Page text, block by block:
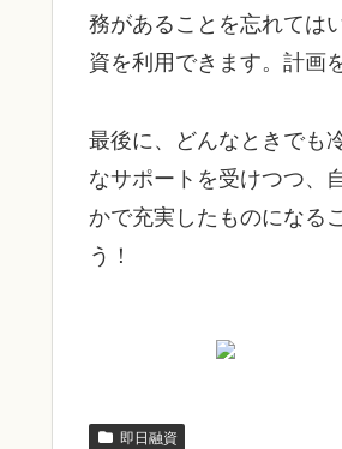
務があることを忘れては
資を利用できます。計画
最後に、どんなときでも
なサポートを受けつつ、
かで充実したものになる
う！
即日融資